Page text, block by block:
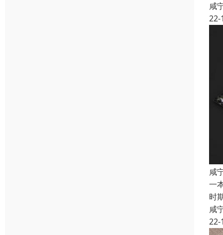
咸
22-
咸
一
时
咸
22-